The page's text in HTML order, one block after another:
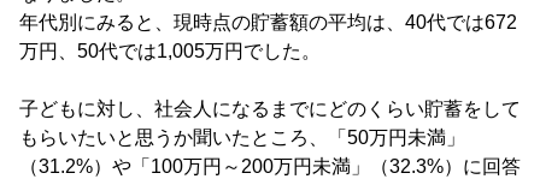
年代別にみると、現時点の貯蓄額の平均は、40代では672
万円、50代では1,005万円でした。
子どもに対し、社会人になるまでにどのくらい貯蓄をして
もらいたいと思うか聞いたところ、「50万円未満」
（31.2%）や「100万円～200万円未満」（32.3%）に回答